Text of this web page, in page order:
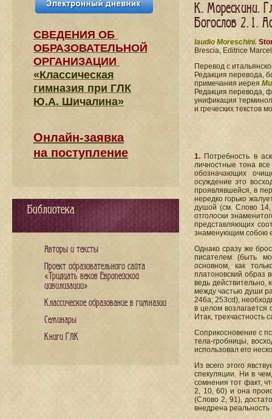
К. Морескини.
Богослов 2. 1.
laudio Moreschini.
Brescia, Editrice
Перевод с
Редакция перевода,
примечания иерея
Редакция перевода,
унификация
и греческих текстов
1. Потребность в
личностные тона
обозначающих
осуждение это
проявлявшейся, в
нередко горько
душой (см. Слово
отголоски
представляющих
знаменующим собою
Однако сразу же
писателем (быть
основном, как
платоновский образ
ведь действительно,
между частью души
246a; 253cd),
в целом возлагается
Итак, трехчастность
Соприкосновение с
тела-гробницы,
использовал его
Из всего этого
спекуляции. Ни в
сомнения тот факт,
2, 10, 60) и она
(Слово 2, 91),
внедрена
СВЕДЕНИЯ​ ОБ
ОБРАЗОВАТЕЛЬНОЙ
ОРГАНИЗАЦИИ
«Классическая
гимназия при ГЛК
Ю.А. Шичалина»
Онлайн-заявка
на поступление
Библиотека
Авторы и тексты
Проект образовательного сайта
«Тридцать веков Европейской
цивилизации»
Классическое образование в гимназии
Семинары
Книги ГЛК